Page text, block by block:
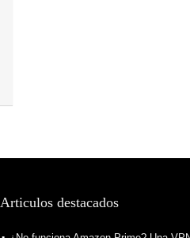
Articulos destacados